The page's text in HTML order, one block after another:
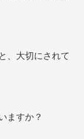
、大切にされて
ますか？